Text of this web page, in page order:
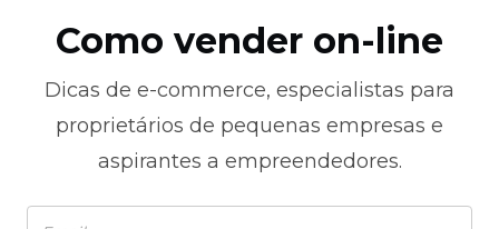
Como vender on-line
Dicas de e-commerce, especialistas para
proprietários de pequenas empresas e
aspirantes a empreendedores.